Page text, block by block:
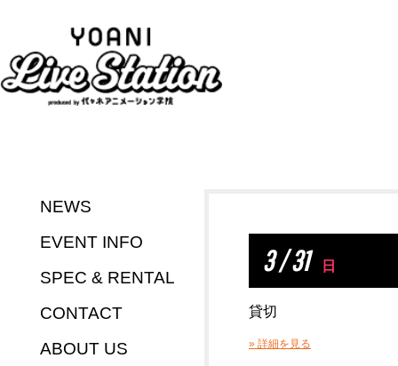
NEWS
EVENT INFO
SPEC & RENTAL
CONTACT
ABOUT US
3 / 31 日
貸切
» 詳細を見る